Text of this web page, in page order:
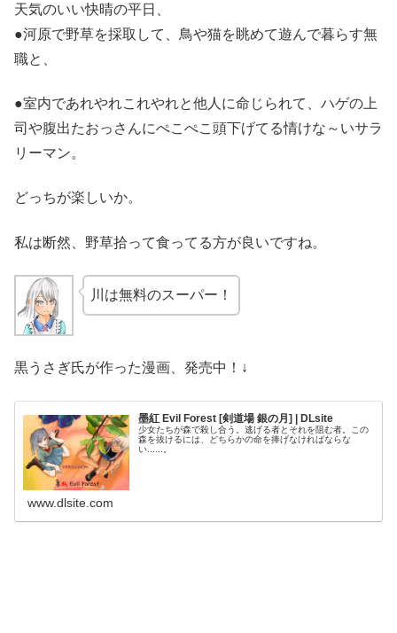
天気のいい快晴の平日、
●河原で野草を採取して、鳥や猫を眺めて遊んで暮らす無
職と、
●室内であれやれこれやれと他人に命じられて、ハゲの上
司や腹出たおっさんにぺこぺこ頭下げてる情けな～いサラ
リーマン。
どっちが楽しいか。
私は断然、野草拾って食ってる方が良いですね。
川は無料のスーパー！
黒うさぎ氏が作った漫画、発売中！↓
墨紅 Evil Forest [剣道場 銀の月] | DLsite
少女たちが森で殺し合う。逃げる者とそれを阻む者。この
森を抜けるには、どちらかの命を捧げなければならな
い......。
www.dlsite.com